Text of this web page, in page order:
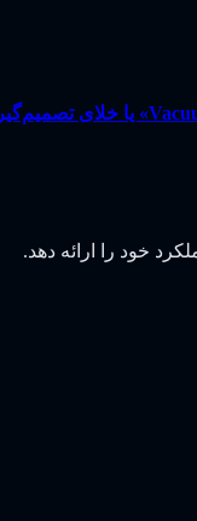
خود را ارائه دهد.